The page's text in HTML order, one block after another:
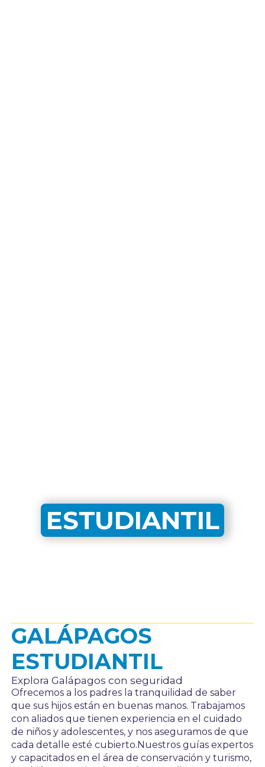
ESTUDIANTIL
GALÁPAGOS
ESTUDIANTIL
Explora Galápagos con seguridad
Ofrecemos a los padres la tranquilidad de saber
que sus hijos están en buenas manos. Trabajamos
con aliados que tienen experiencia en el cuidado
de niños y adolescentes, y nos aseguramos de que
cada detalle esté cubierto.Nuestros guías expertos
y capacitados en el área de conservación y turismo,